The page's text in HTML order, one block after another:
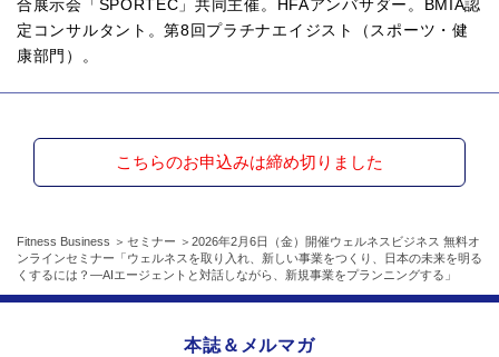
合展示会「SPORTEC」共同主催。HFAアンバサダー。BMIA認
定コンサルタント。第8回プラチナエイジスト（スポーツ・健
康部門）。
こちらのお申込みは締め切りました
Fitness Business セミナー
2026年2月6日（金）開催ウェルネスビジネス 無料オ
ンラインセミナー「ウェルネスを取り入れ、新しい事業をつくり、日本の未来を明る
くするには？―AIエージェントと対話しながら、新規事業をプランニングする」
本誌＆メルマガ